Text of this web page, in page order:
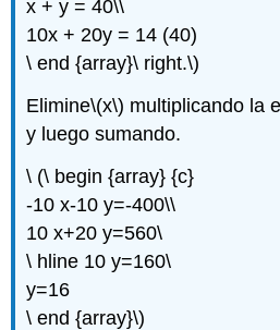
x + y = 40\\
10x + 20y = 14 (40)
\ end {array}\ right.\)
Elimine\(x\) multiplicando la
y luego sumando.
\ (\ begin {array} {c}
-10 x-10 y=-400\\
10 x+20 y=560\
\ hline 10 y=160\
y=16
\ end {array}\)